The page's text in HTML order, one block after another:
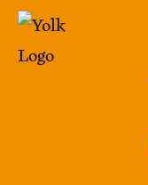
Zum
Inhalt